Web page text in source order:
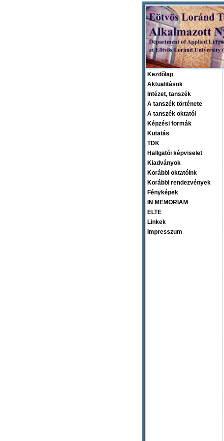
Kezdőlap
Aktualitások
Intézet, tanszék
A tanszék története
A tanszék oktatói
Képzési formák
Kutatás
TDK
Hallgatói képviselet
Kiadványok
Korábbi oktatóink
Korábbi rendezvények
Fényképek
IN MEMORIAM
ELTE
Linkek
Impresszum